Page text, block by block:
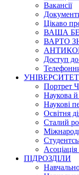
Вакансії
Цікаво
ВАША
ВАРТО
Доступ до
УНІВЕРСИТЕТ
Портрет
Наукова й
Наукові
Освітня
Сталий
ПІДРОЗДІЛИ